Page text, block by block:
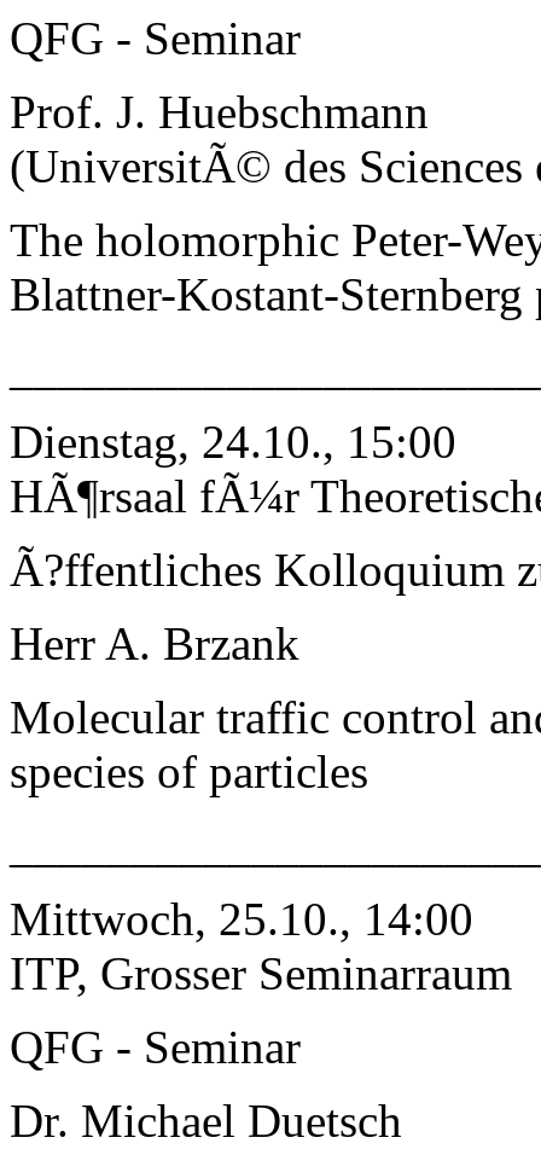
QFG - Seminar
Prof. J. Huebschmann
(UniversitÃ© des
The holomorphic Peter-
Blattner-Kostant-Sternberg
Dienstag, 24.10., 15:00
HÃ¶rsaal fÃ¼r
Ã?ffentliches Kolloquium
Herr A. Brzank
Molecular traffic control
species of particles
Mittwoch, 25.10., 14:00
ITP, Grosser Seminarraum
QFG - Seminar
Dr. Michael Duetsch